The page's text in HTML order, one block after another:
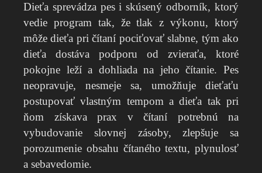
Dieťa sprevádza pes i skúsený odborník, ktorý
vedie program tak, že tlak z výkonu, ktorý
môže dieťa pri čítaní pociťovať slabne, tým ako
dieťa dostáva podporu od zvieraťa, ktoré
pokojne leží a dohliada na jeho čítanie. Pes
neopravuje, nesmeje sa, umožňuje dieťaťu
postupovať vlastným tempom a dieťa tak pri
ňom získava prax v čítaní potrebnú na
vybudovanie slovnej zásoby, zlepšuje sa
porozumenie obsahu čítaného textu, plynulosť
a sebavedomie.